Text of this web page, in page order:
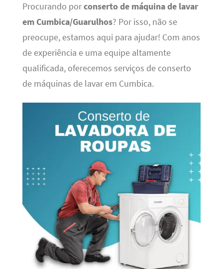
Procurando porconserto de máquina de lavar
em Cumbica/Guarulhos? Por isso, não se
preocupe, estamos aqui para ajudar! Com anos
de experiência e uma equipe altamente
qualificada, oferecemos serviços de conserto
de máquinas de lavar em Cumbica.